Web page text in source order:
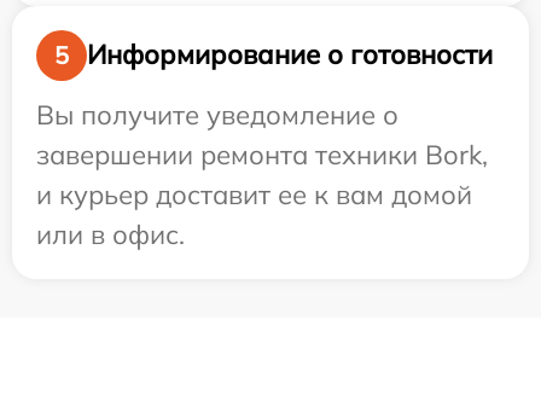
5
Информирование о готовности
Вы получите уведомление о
завершении ремонта техники Bork,
и курьер доставит ее к вам домой
или в офис.